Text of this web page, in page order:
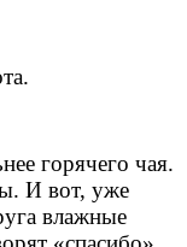
горячего чая.
И вот, уже
влажные